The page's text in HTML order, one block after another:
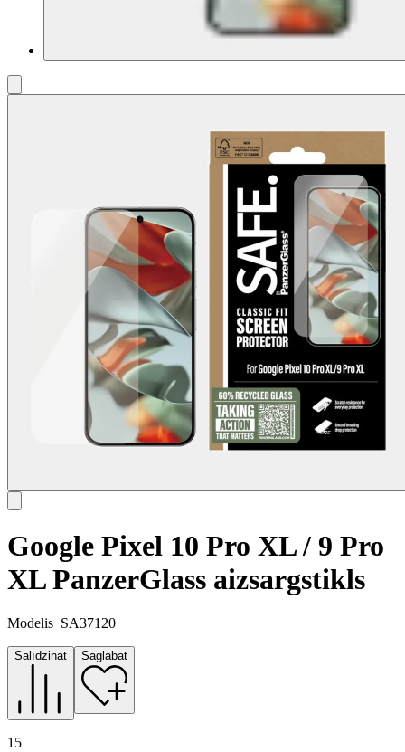
Google Pixel 10 Pro XL / 9 Pro
XL PanzerGlass aizsargstikls
Modelis SA37120
Salīdzināt Saglabāt
15